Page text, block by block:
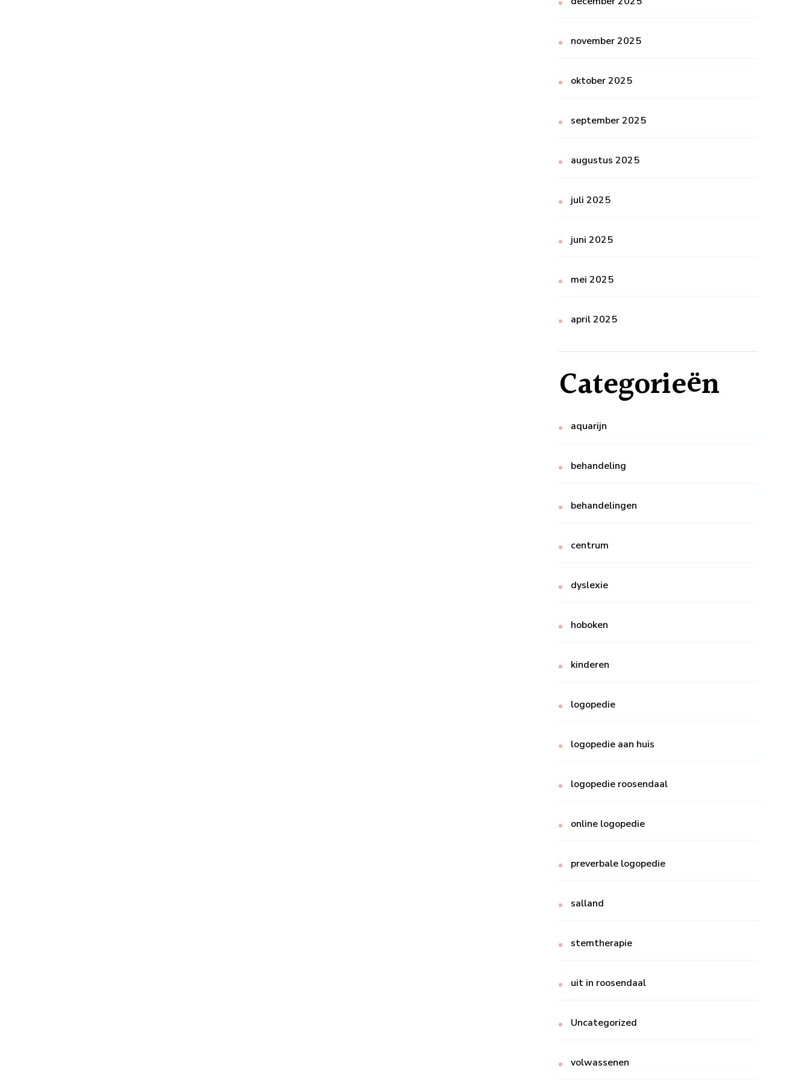
november 2025
oktober 2025
september 2025
augustus 2025
juli 2025
juni 2025
mei 2025
april 2025
Categorieën
aquarijn
behandeling
behandelingen
centrum
dyslexie
hoboken
kinderen
logopedie
logopedie aan huis
logopedie roosendaal
online logopedie
preverbale logopedie
salland
stemtherapie
uit in roosendaal
Uncategorized
volwassenen